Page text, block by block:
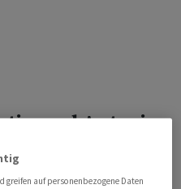
und Autorin
greifen auf personenbezogene Daten